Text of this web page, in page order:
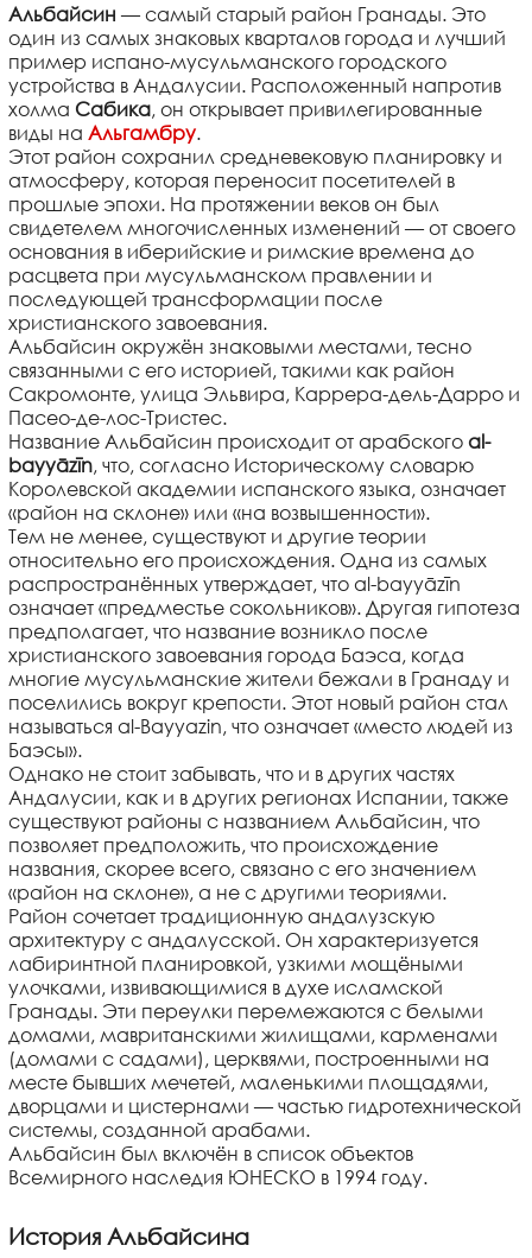
Альбайсин — самый старый район Гранады. Это
один из самых знаковых кварталов города и лучший
пример испано-мусульманского городского
устройства в Андалусии. Расположенный напротив
холма Сабика, он открывает привилегированные
виды на Альгамбру.
Этот район сохранил средневековую планировку и
атмосферу, которая переносит посетителей в
прошлые эпохи. На протяжении веков он был
свидетелем многочисленных изменений — от своего
основания в иберийские и римские времена до
расцвета при мусульманском правлении и
последующей трансформации после
христианского завоевания.
Альбайсин окружён знаковыми местами, тесно
связанными с его историей, такими как район
Сакромонте, улица Эльвира, Каррера-дель-Дарро и
Пасео-де-лос-Тристес.
Название Альбайсин происходит от арабского al-
bayyāzīn, что, согласно Историческому словарю
Королевской академии испанского языка, означает
«район на склоне» или «на возвышенности».
Тем не менее, существуют и другие теории
относительно его происхождения. Одна из самых
распространённых утверждает, что al-bayyāzīn
означает «предместье сокольников». Другая гипотеза
предполагает, что название возникло после
христианского завоевания города Баэса, когда
многие мусульманские жители бежали в Гранаду и
поселились вокруг крепости. Этот новый район стал
называться al-Bayyazin, что означает «место людей из
Баэсы».
Однако не стоит забывать, что и в других частях
Андалусии, как и в других регионах Испании, также
существуют районы с названием Альбайсин, что
позволяет предположить, что происхождение
названия, скорее всего, связано с его значением
«район на склоне», а не с другими теориями.
Район сочетает традиционную андалузскую
архитектуру с андалусской. Он характеризуется
лабиринтной планировкой, узкими мощёными
улочками, извивающимися в духе исламской
Гранады. Эти переулки перемежаются с белыми
домами, мавританскими жилищами, карменами
(домами с садами), церквями, построенными на
месте бывших мечетей, маленькими площадями,
дворцами и цистернами — частью гидротехнической
системы, созданной арабами.
Альбайсин был включён в список объектов
Всемирного наследия ЮНЕСКО в 1994 году.
История Альбайсина